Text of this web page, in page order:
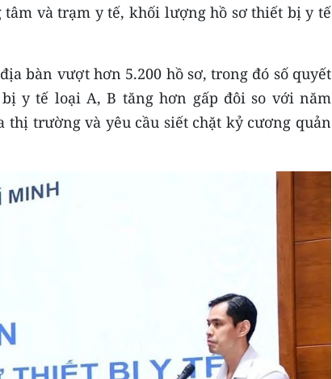
và trạm y tế, khối lượng hồ sơ thiết bị y tế
bàn vượt hơn 5.200 hồ sơ, trong đó số quyết
y tế loại A, B tăng hơn gấp đôi so với năm
thị trường và yêu cầu siết chặt kỷ cương quản